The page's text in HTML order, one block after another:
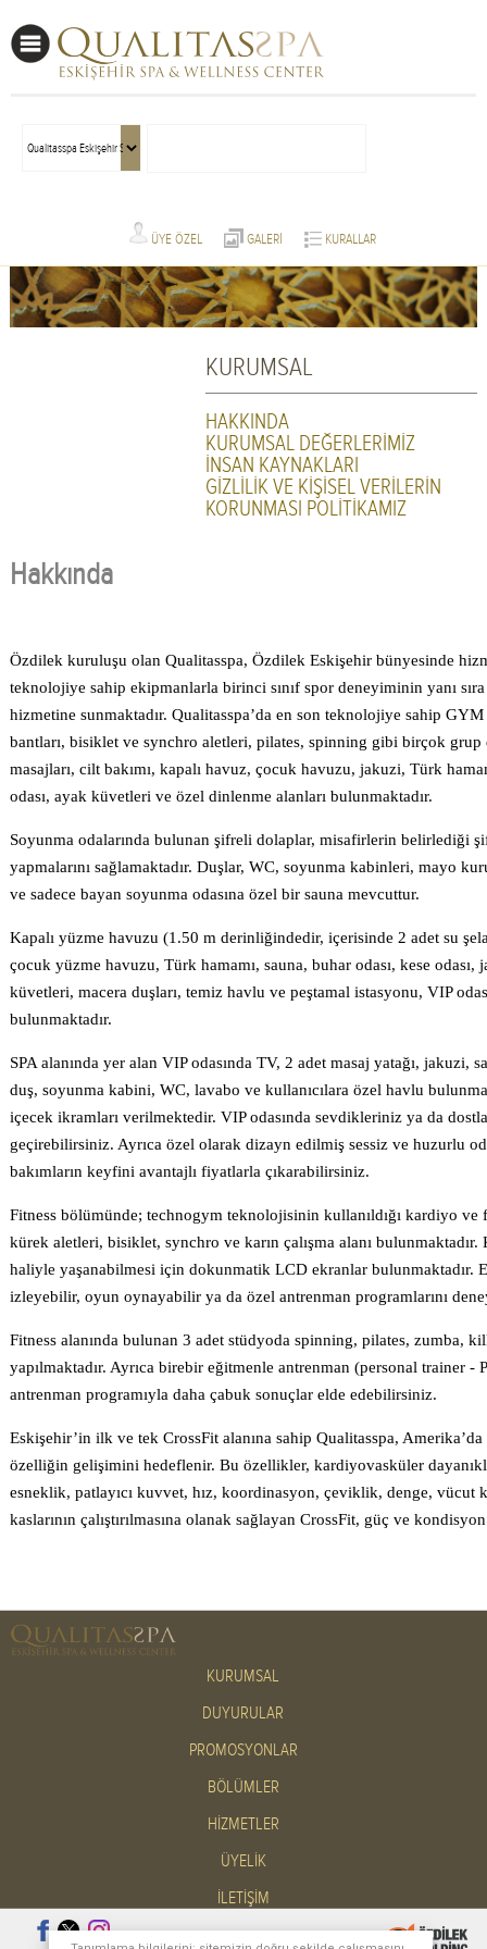
ÜYE ÖZEL GALERİ KURALLAR
KURUMSAL
HAKKINDA
KURUMSAL DEĞERLERİMİZ
İNSAN KAYNAKLARI
GİZLİLİK VE KİŞİSEL VERİLERİN
KORUNMASI POLİTİKAMIZ
Hakkında
Özdilek kuruluşu olan Qualitasspa, Özdilek Eskişehir bünyesinde
teknolojiye sahip ekipmanlarla birinci sınıf spor deneyiminin yanı
hizmetine sunmaktadır. Qualitasspa’da en son teknolojiye sahip
bantları, bisiklet ve synchro aletleri, pilates, spinning gibi birçok grup
masajları, cilt bakımı, kapalı havuz, çocuk havuzu, jakuzi, Türk
odası, ayak küvetleri ve özel dinlenme alanları bulunmaktadır.
Soyunma odalarında bulunan şifreli dolaplar, misafirlerin belirlediği
yapmalarını sağlamaktadır. Duşlar, WC, soyunma kabinleri, mayo
ve sadece bayan soyunma odasına özel bir sauna mevcuttur.
Kapalı yüzme havuzu (1.50 m derinliğindedir, içerisinde 2 adet su
çocuk yüzme havuzu, Türk hamamı, sauna, buhar odası, kese odası,
küvetleri, macera duşları, temiz havlu ve peştamal istasyonu, VIP
bulunmaktadır.
SPA alanında yer alan VIP odasında TV, 2 adet masaj yatağı, jakuzi,
duş, soyunma kabini, WC, lavabo ve kullanıcılara özel havlu
içecek ikramları verilmektedir. VIP odasında sevdikleriniz ya da
geçirebilirsiniz. Ayrıca özel olarak dizayn edilmiş sessiz ve huzurlu
bakımların keyfini avantajlı fiyatlarla çıkarabilirsiniz.
Fitness bölümünde; technogym teknolojisinin kullanıldığı kardiyo ve
kürek aletleri, bisiklet, synchro ve karın çalışma alanı
haliyle yaşanabilmesi için dokunmatik LCD ekranlar bulunmaktadır.
izleyebilir, oyun oynayabilir ya da özel antrenman programlarını
Fitness alanında bulunan 3 adet stüdyoda spinning, pilates, zumba,
yapılmaktadır. Ayrıca birebir eğitmenle antrenman (personal trainer -
antrenman programıyla daha çabuk sonuçlar elde edebilirsiniz.
Eskişehir’in ilk ve tek CrossFit alanına sahip Qualitasspa,
özelliğin gelişimini hedeflenir. Bu özellikler, kardiyovasküler
esneklik, patlayıcı kuvvet, hız, koordinasyon, çeviklik, denge, vücut
kaslarının çalıştırılmasına olanak sağlayan CrossFit, güç ve
KURUMSAL
DUYURULAR
PROMOSYONLAR
BÖLÜMLER
HİZMETLER
ÜYELİK
İLETİŞİM